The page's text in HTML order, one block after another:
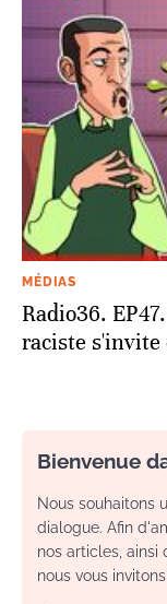
MÉDIAS
Radio36.
raciste s'invite
Bienvenue
Nous souhaitons
dialogue. Afin
nos articles, ainsi
nous vous